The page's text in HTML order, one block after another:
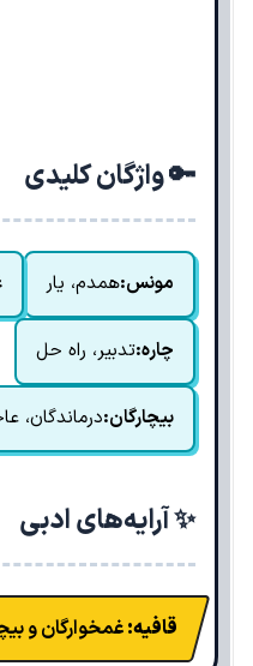
🔑 واژگان کلیدی
مونس:همدم، یار
چاره:تدبیر، راه حل
بیچارگان:درماندگان،
✨ آرایه‌های ادبی
قافیه:غمخوارگان و